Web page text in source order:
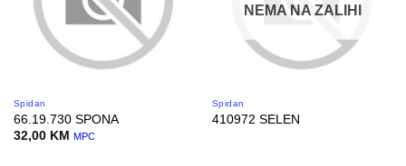
Spidan
66.19.730 SPONA
32,00 KM MPC
NEMA NA ZALIHI
Spidan
410972 SELEN